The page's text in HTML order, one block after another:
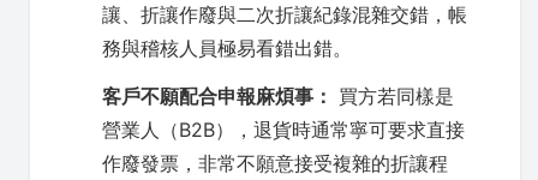
讓、折讓作廢與二次折讓紀錄混雜交錯，帳
務與稽核人員極易看錯出錯。
客戶不願配合申報麻煩事： 買方若同樣是
營業人（B2B），退貨時通常寧可要求直接
作廢發票，非常不願意接受複雜的折讓程